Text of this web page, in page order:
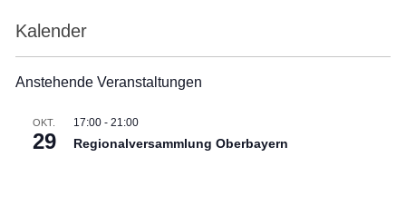
Kalender
Anstehende Veranstaltungen
OKT.
29
17:00- 21:00
Regionalversammlung Oberbayern